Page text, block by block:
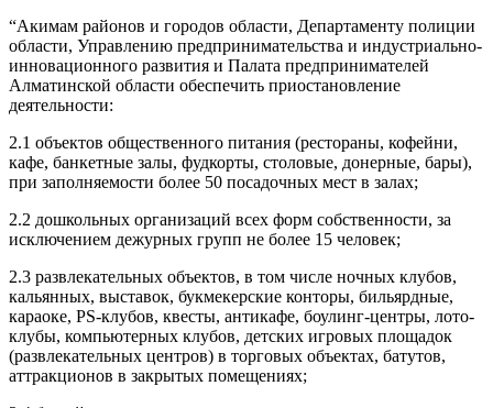
“Акимам районов и городов области, Департаменту полиции
области, Управлению предпринимательства и индустриально-
инновационного развития и Палата предпринимателей
Алматинской области обеспечить приостановление
деятельности:
2.1 объектов общественного питания (рестораны, кофейни,
кафе, банкетные залы, фудкорты, столовые, донерные, бары),
при заполняемости более 50 посадочных мест в залах;
2.2 дошкольных организаций всех форм собственности, за
исключением дежурных групп не более 15 человек;
2.3 развлекательных объектов, в том числе ночных клубов,
кальянных, выставок, букмекерские конторы, бильярдные,
караоке, PS-клубов, квесты, антикафе, боулинг-центры, лото-
клубы, компьютерных клубов, детских игровых площадок
(развлекательных центров) в торговых объектах, батутов,
аттракционов в закрытых помещениях;